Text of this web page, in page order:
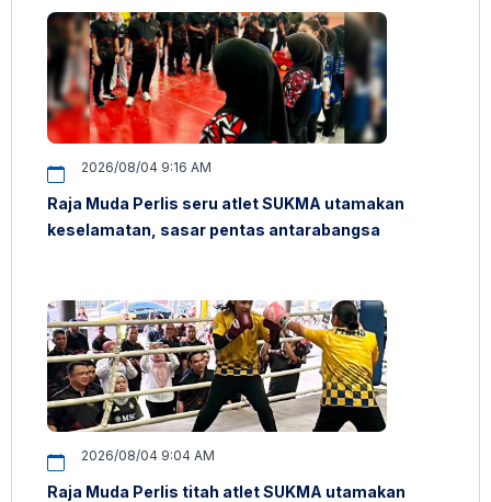
2026/08/04 9:16 AM
Raja Muda Perlis seru atlet SUKMA utamakan
keselamatan, sasar pentas antarabangsa
2026/08/04 9:04 AM
Raja Muda Perlis titah atlet SUKMA utamakan